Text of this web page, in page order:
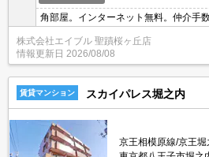
角部屋。インターネット無料。仲介手
株式会社エイブル 聖蹟桜ヶ丘店
情報更新日 2026/08/08
賃貸マンション スカイパレス堀之内
京王相模原線/京王